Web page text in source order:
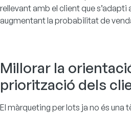
rellevant amb el client que
augmentant la probabilitat de
Millorar la
priorització dels
El màrqueting per lots ja no és una